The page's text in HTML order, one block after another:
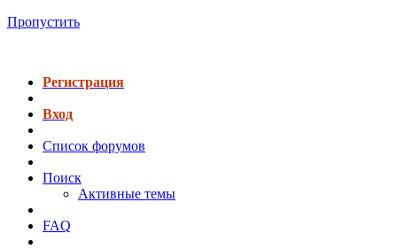
Пропустить
Регистрация
Вход
Список форумов
Поиск
Активные темы
FAQ